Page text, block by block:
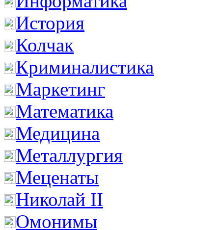
История
Колчак
Криминалистика
Маркетинг
Математика
Медицина
Металлургия
Меценаты
Николай II
Омонимы